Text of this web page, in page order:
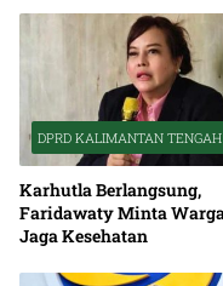
DPRD KALIMANTAN TENGAH
Karhutla Berlangsung,
Faridawaty Minta Warga
Jaga Kesehatan